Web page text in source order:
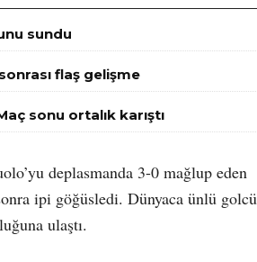
sundu
flaş gelişme
sonu ortalık karıştı
deplasmanda 3-0 mağlup eden
ipi göğüsledi. Dünyaca ünlü golcü
ulaştı.